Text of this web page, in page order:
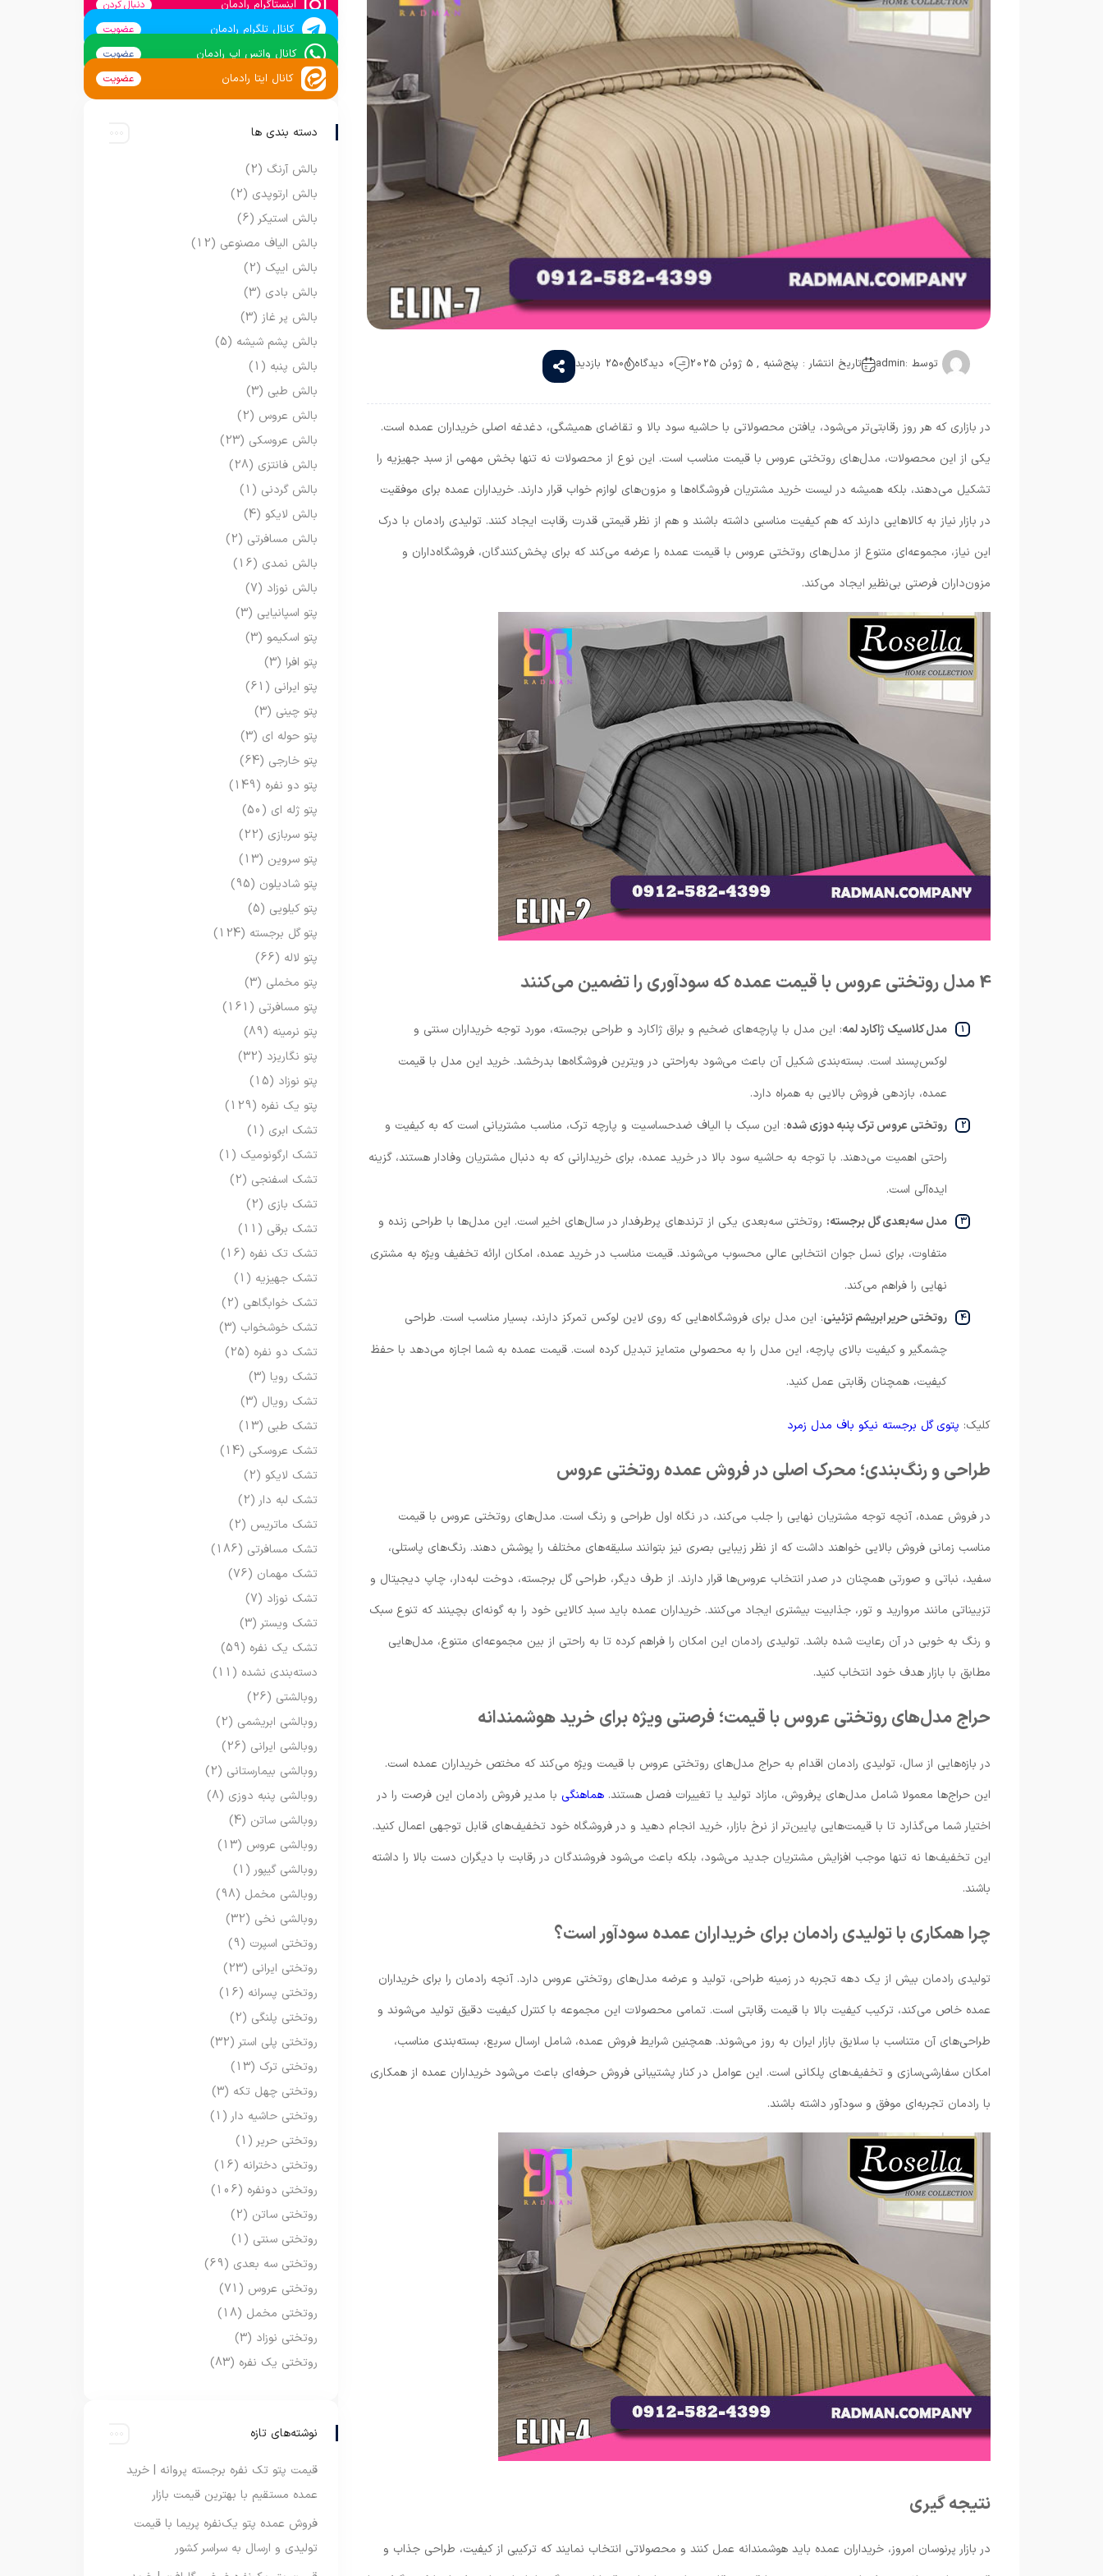
توسط :admin تاریخ انتشار : پنج‌شنبه , 5 ژوئن 2025 0 دیدگاه 250 بازدید
در بازاری که هر روز رقابتی‌تر می‌شود، یافتن محصولاتی با حاشیه سود بالا و تقاضای همیشگی، دغدغه اصلی خریداران عمده است.
یکی از این محصولات، مدل‌های روتختی عروس با قیمت مناسب است. این نوع از محصولات نه تنها بخش مهمی از سبد جهیزیه را
تشکیل می‌دهند، بلکه همیشه در لیست خرید مشتریان فروشگاه‌ها و مزون‌های لوازم خواب قرار دارند. خریداران عمده برای موفقیت
در بازار نیاز به کالاهایی دارند که هم کیفیت مناسبی داشته باشند و هم از نظر قیمتی قدرت رقابت ایجاد کنند. تولیدی رادمان با درک
این نیاز، مجموعه‌ای متنوع از مدل‌های روتختی عروس با قیمت عمده را عرضه می‌کند که برای پخش‌کنندگان، فروشگاه‌داران و
مزون‌داران فرصتی بی‌نظیر ایجاد می‌کند.
4 مدل روتختی عروس با قیمت عمده که سودآوری را تضمین می‌کنند
مدل کلاسیک ژاکارد لمه: این مدل با پارچه‌های ضخیم و براق ژاکارد و طراحی برجسته، مورد توجه خریداران سنتی و
لوکس‌پسند است. بسته‌بندی شکیل آن باعث می‌شود به‌راحتی در ویترین فروشگاه‌ها بدرخشد. خرید این مدل با قیمت
عمده، بازدهی فروش بالایی به همراه دارد.
روتختی عروس ترک پنبه دوزی شده: این سبک با الیاف ضدحساسیت و پارچه ترک، مناسب مشتریانی است که به کیفیت و
راحتی اهمیت می‌دهند. با توجه به حاشیه سود بالا در خرید عمده، برای خریدارانی که به دنبال مشتریان وفادار هستند، گزینه
ایده‌آلی است.
مدل سه‌بعدی گل برجسته: روتختی سه‌بعدی یکی از ترندهای پرطرفدار در سال‌های اخیر است. این مدل‌ها با طراحی زنده و
متفاوت، برای نسل جوان انتخابی عالی محسوب می‌شوند. قیمت مناسب در خرید عمده، امکان ارائه تخفیف ویژه به مشتری
نهایی را فراهم می‌کند.
روتختی حریر ابریشم تزئینی: این مدل برای فروشگاه‌هایی که روی لاین لوکس تمرکز دارند، بسیار مناسب است. طراحی
چشمگیر و کیفیت بالای پارچه، این مدل را به محصولی متمایز تبدیل کرده است. قیمت عمده به شما اجازه می‌دهد با حفظ
کیفیت، همچنان رقابتی عمل کنید.
کلیک: پتوی گل برجسته نیکو باف مدل زمرد
طراحی و رنگ‌بندی؛ محرک اصلی در فروش عمده روتختی عروس
در فروش عمده، آنچه توجه مشتریان نهایی را جلب می‌کند، در نگاه اول طراحی و رنگ است. مدل‌های روتختی عروس با قیمت
مناسب زمانی فروش بالایی خواهند داشت که از نظر زیبایی بصری نیز بتوانند سلیقه‌های مختلف را پوشش دهند. رنگ‌های پاستلی،
سفید، نباتی و صورتی همچنان در صدر انتخاب عروس‌ها قرار دارند. از طرف دیگر، طراحی گل برجسته، دوخت لبه‌دار، چاپ دیجیتال و
تزییناتی مانند مروارید و تور، جذابیت بیشتری ایجاد می‌کنند. خریداران عمده باید سبد کالایی خود را به گونه‌ای بچینند که تنوع سبک
و رنگ به خوبی در آن رعایت شده باشد. تولیدی رادمان این امکان را فراهم کرده تا به راحتی از بین مجموعه‌ای متنوع، مدل‌هایی
مطابق با بازار هدف خود انتخاب کنید.
حراج مدل‌های روتختی عروس با قیمت؛ فرصتی ویژه برای خرید هوشمندانه
در بازه‌هایی از سال، تولیدی رادمان اقدام به حراج مدل‌های روتختی عروس با قیمت ویژه می‌کند که مختص خریداران عمده است.
این حراج‌ها معمولا شامل مدل‌های پرفروش، مازاد تولید یا تغییرات فصل هستند. هماهنگی با مدیر فروش رادمان این فرصت را در
اختیار شما می‌گذارد تا با قیمت‌هایی پایین‌تر از نرخ بازار، خرید انجام دهید و در فروشگاه خود تخفیف‌های قابل توجهی اعمال کنید.
این تخفیف‌ها نه تنها موجب افزایش مشتریان جدید می‌شود، بلکه باعث می‌شود فروشندگان در رقابت با دیگران دست بالا را داشته
باشند.
چرا همکاری با تولیدی رادمان برای خریداران عمده سودآور است؟
تولیدی رادمان بیش از یک دهه تجربه در زمینه طراحی، تولید و عرضه مدل‌های روتختی عروس دارد. آنچه رادمان را برای خریداران
عمده خاص می‌کند، ترکیب کیفیت بالا با قیمت رقابتی است. تمامی محصولات این مجموعه با کنترل کیفیت دقیق تولید می‌شوند و
طراحی‌های آن متناسب با سلایق بازار ایران به روز می‌شوند. همچنین شرایط فروش عمده، شامل ارسال سریع، بسته‌بندی مناسب،
امکان سفارشی‌سازی و تخفیف‌های پلکانی است. این عوامل در کنار پشتیبانی فروش حرفه‌ای باعث می‌شود خریداران عمده از همکاری
با رادمان تجربه‌ای موفق و سودآور داشته باشند.
نتیجه ‌گیری
در بازار پرنوسان امروز، خریداران عمده باید هوشمندانه عمل کنند و محصولاتی انتخاب نمایند که ترکیبی از کیفیت، طراحی جذاب و
اینستاگرام رادمان دنبال کردن
کانال تلگرام رادمان عضویت
کانال واتس اپ رادمان عضویت
کانال ایتا رادمان عضویت
دسته بندی ها
بالش آرنگ (2)
بالش ارتوپدی (2)
بالش استیکر (6)
بالش الیاف مصنوعی (12)
بالش ایپک (2)
بالش بادی (3)
بالش پر غاز (3)
بالش پشم شیشه (5)
بالش پنبه (1)
بالش طبی (3)
بالش عروس (2)
بالش عروسکی (23)
بالش فانتزی (28)
بالش گردنی (1)
بالش لایکو (4)
بالش مسافرتی (2)
بالش نمدی (16)
بالش نوزاد (7)
پتو اسپانیایی (3)
پتو اسکیمو (3)
پتو افرا (3)
پتو ایرانی (61)
پتو چینی (3)
پتو حوله ای (3)
پتو خارجی (64)
پتو دو نفره (149)
پتو ژله ای (50)
پتو سربازی (22)
پتو سروین (13)
پتو شادیلون (95)
پتو کیلویی (5)
پتو گل برجسته (124)
پتو لاله (66)
پتو مخملی (3)
پتو مسافرتی (161)
پتو نرمینه (89)
پتو نگاریزد (32)
پتو نوزاد (15)
پتو یک نفره (129)
تشک ابری (1)
تشک ارگونومیک (1)
تشک اسفنجی (2)
تشک بازی (2)
تشک برقی (11)
تشک تک نفره (16)
تشک جهیزیه (1)
تشک خوابگاهی (2)
تشک خوشخواب (3)
تشک دو نفره (25)
تشک رویا (3)
تشک رویال (3)
تشک طبی (13)
تشک عروسکی (14)
تشک لایکو (2)
تشک لبه دار (2)
تشک ماتریس (2)
تشک مسافرتی (186)
تشک مهمان (76)
تشک نوزاد (7)
تشک ویستر (3)
تشک یک نفره (59)
دسته‌بندی نشده (11)
روبالشتی (26)
روبالشی ابریشمی (2)
روبالشی ایرانی (26)
روبالشی بیمارستانی (2)
روبالشی پنبه دوزی (8)
روبالشی ساتن (4)
روبالشی عروس (13)
روبالشی گیپور (1)
روبالشی مخمل (98)
روبالشی نخی (32)
روتختی اسپرت (9)
روتختی ایرانی (23)
روتختی پسرانه (16)
روتختی پلنگی (2)
روتختی پلی استر (32)
روتختی ترک (13)
روتختی چهل تکه (3)
روتختی حاشیه دار (1)
روتختی حریر (1)
روتختی دخترانه (16)
روتختی دونفره (106)
روتختی ساتن (2)
روتختی سنتی (1)
روتختی سه بعدی (69)
روتختی عروس (71)
روتختی مخمل (18)
روتختی نوزاد (3)
روتختی یک نفره (83)
نوشته‌های تازه
قیمت پتو تک نفره برجسته پروانه | خرید
عمده مستقیم با بهترین قیمت بازار
فروش عمده پتو یک‌نفره پریما با قیمت
تولیدی و ارسال به سراسر کشور